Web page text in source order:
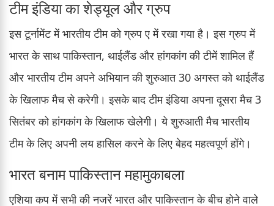
टीम इंडिया का शेड्यूल और ग्रुप
इस टूर्नामेंट में भारतीय टीम को ग्रुप ए में रखा गया है। इस ग्रुप में
भारत के साथ पाकिस्तान, थाईलैंड और हांगकांग की टीमें शामिल हैं
और भारतीय टीम अपने अभियान की शुरुआत 30 अगस्त को थाईलैंड
के खिलाफ मैच से करेगी। इसके बाद टीम इंडिया अपना दूसरा मैच 3
सितंबर को हांगकांग के खिलाफ खेलेगी। ये शुरुआती मैच भारतीय
टीम के लिए अपनी लय हासिल करने के लिए बेहद महत्वपूर्ण होंगे।
भारत बनाम पाकिस्तान महामुकाबला
एशिया कप में सभी की नजरें भारत और पाकिस्तान के बीच होने वाले